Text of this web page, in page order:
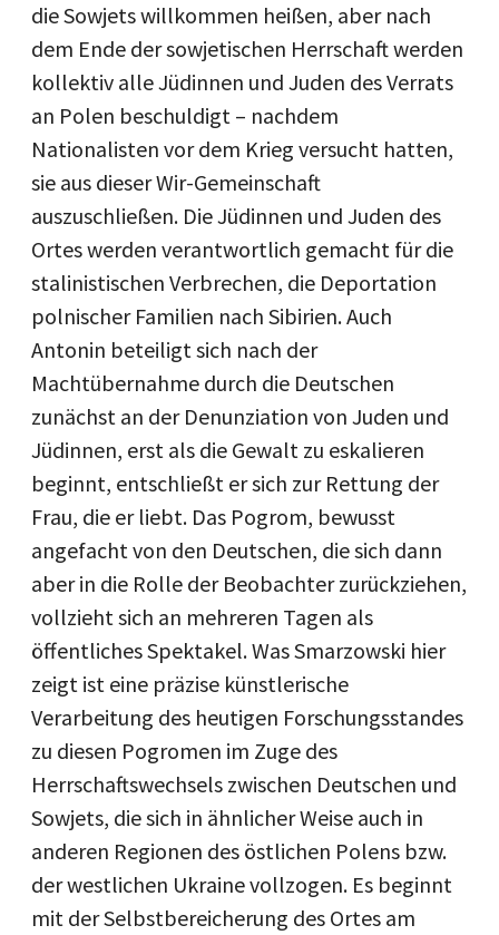
die Sowjets willkommen heißen, aber nach
dem Ende der sowjetischen Herrschaft werden
kollektiv alle Jüdinnen und Juden des Verrats
an Polen beschuldigt – nachdem
Nationalisten vor dem Krieg versucht hatten,
sie aus dieser Wir-Gemeinschaft
auszuschließen. Die Jüdinnen und Juden des
Ortes werden verantwortlich gemacht für die
stalinistischen Verbrechen, die Deportation
polnischer Familien nach Sibirien. Auch
Antonin beteiligt sich nach der
Machtübernahme durch die Deutschen
zunächst an der Denunziation von Juden und
Jüdinnen, erst als die Gewalt zu eskalieren
beginnt, entschließt er sich zur Rettung der
Frau, die er liebt. Das Pogrom, bewusst
angefacht von den Deutschen, die sich dann
aber in die Rolle der Beobachter zurückziehen,
vollzieht sich an mehreren Tagen als
öffentliches Spektakel. Was Smarzowski hier
zeigt ist eine präzise künstlerische
Verarbeitung des heutigen Forschungsstandes
zu diesen Pogromen im Zuge des
Herrschaftswechsels zwischen Deutschen und
Sowjets, die sich in ähnlicher Weise auch in
anderen Regionen des östlichen Polens bzw.
der westlichen Ukraine vollzogen. Es beginnt
mit der Selbstbereicherung des Ortes am